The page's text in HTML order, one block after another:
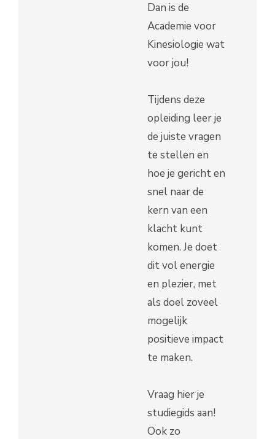
Dan is de
Academie voor
Kinesiologie wat
voor jou!
Tijdens deze
opleiding leer je
de juiste vragen
te stellen en
hoe je gericht en
snel naar de
kern van een
klacht kunt
komen. Je doet
dit vol energie
en plezier, met
als doel zoveel
mogelijk
positieve impact
te maken.
Vraag hier je
studiegids aan!
Ook zo